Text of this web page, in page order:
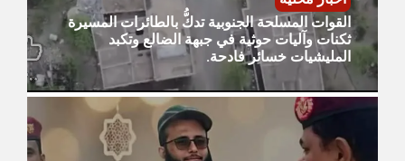
القوات المسلحة الجنوبية تدكُّ بالطائرات المسيرة
ثكنات وآليات حوثية في جبهة الضالع وتكبد
المليشيات خسائر فادحة.